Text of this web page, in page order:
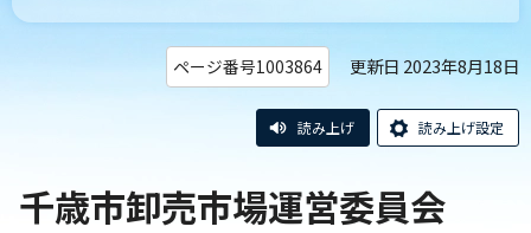
ページ番号1003864 更新日 2023年8月18日
読み上げ 読み上げ設定
千歳市卸売市場運営委員会